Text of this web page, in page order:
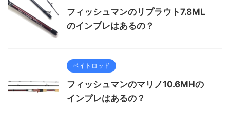
フィッシュマンのリプラウト7.8ML
のインプレはあるの？
ベイトロッド
フィッシュマンのマリノ10.6MHの
インプレはあるの？